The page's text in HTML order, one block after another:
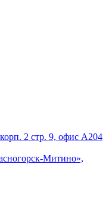
2 стр. 9, офис А204
Митино»,